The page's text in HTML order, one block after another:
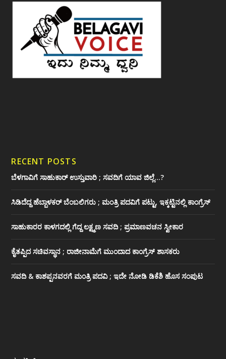
RECENT POSTS
ಬೆಳಗಾವಿಗೆ ಸಾಹುಕಾರ್ ಉಸ್ತುವಾರಿ ; ಸವದಿಗೆ ಯಾವ ಜಿಲ್ಲೆ…?
ಸಿಡಿದೆದ್ದ ಹೆಬ್ಬಾಳಕರ್ ಬೆಂಬಲಿಗರು ; ಮಂತ್ರಿ ಪದವಿಗೆ ‌ಪಟ್ಟು, ಇಕ್ಕಟ್ಟಿನಲ್ಲಿ ಕಾಂಗ್ರೆಸ್
ಸಾಹುಕಾರರ ಕಾಳಗದಲ್ಲಿ ಗೆದ್ದ ಲಕ್ಷ್ಮಣ ಸವದಿ ; ಪ್ರಮಾಣವಚನ ಸ್ವೀಕಾರ
ಕೈತಪ್ಪಿದ ಸಚಿವಸ್ಥಾನ ; ರಾಜೀನಾಮೆಗೆ ಮುಂದಾದ ಕಾಂಗ್ರೆಸ್ ‌ಶಾಸಕರು
ಸವದಿ & ಕಾಶಪ್ಪನವರಗೆ ಮಂತ್ರಿ ಪದವಿ ; ಇದೇ ನೋಡಿ‌ ಡಿಕೆಶಿ ಹೊಸ ಸಂಪುಟ